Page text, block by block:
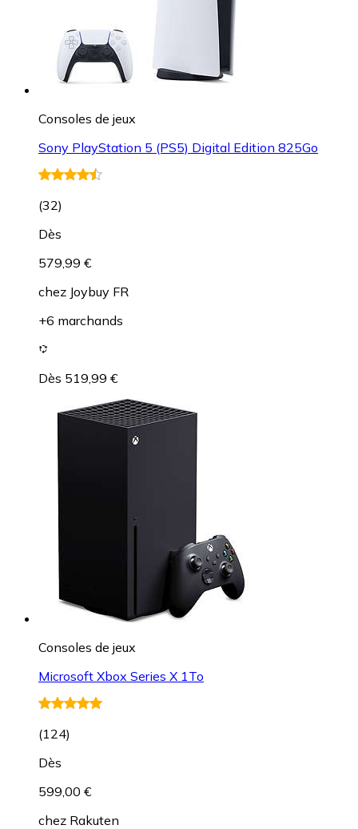
Consoles de jeux
Sony PlayStation 5 (PS5) Digital Edition 825Go
(32)
Dès
579,99 €
chez Joybuy FR
+6 marchands
Dès 519,99 €
Consoles de jeux
Microsoft Xbox Series X 1To
(124)
Dès
599,00 €
chez Rakuten